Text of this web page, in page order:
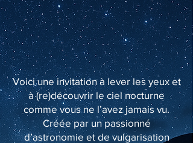
Voici une invitation à lever les yeux et
à (re)découvrir le ciel nocturne
comme vous ne l’avez jamais vu.
Créée par un passionné
d’astronomie et de vulgarisation